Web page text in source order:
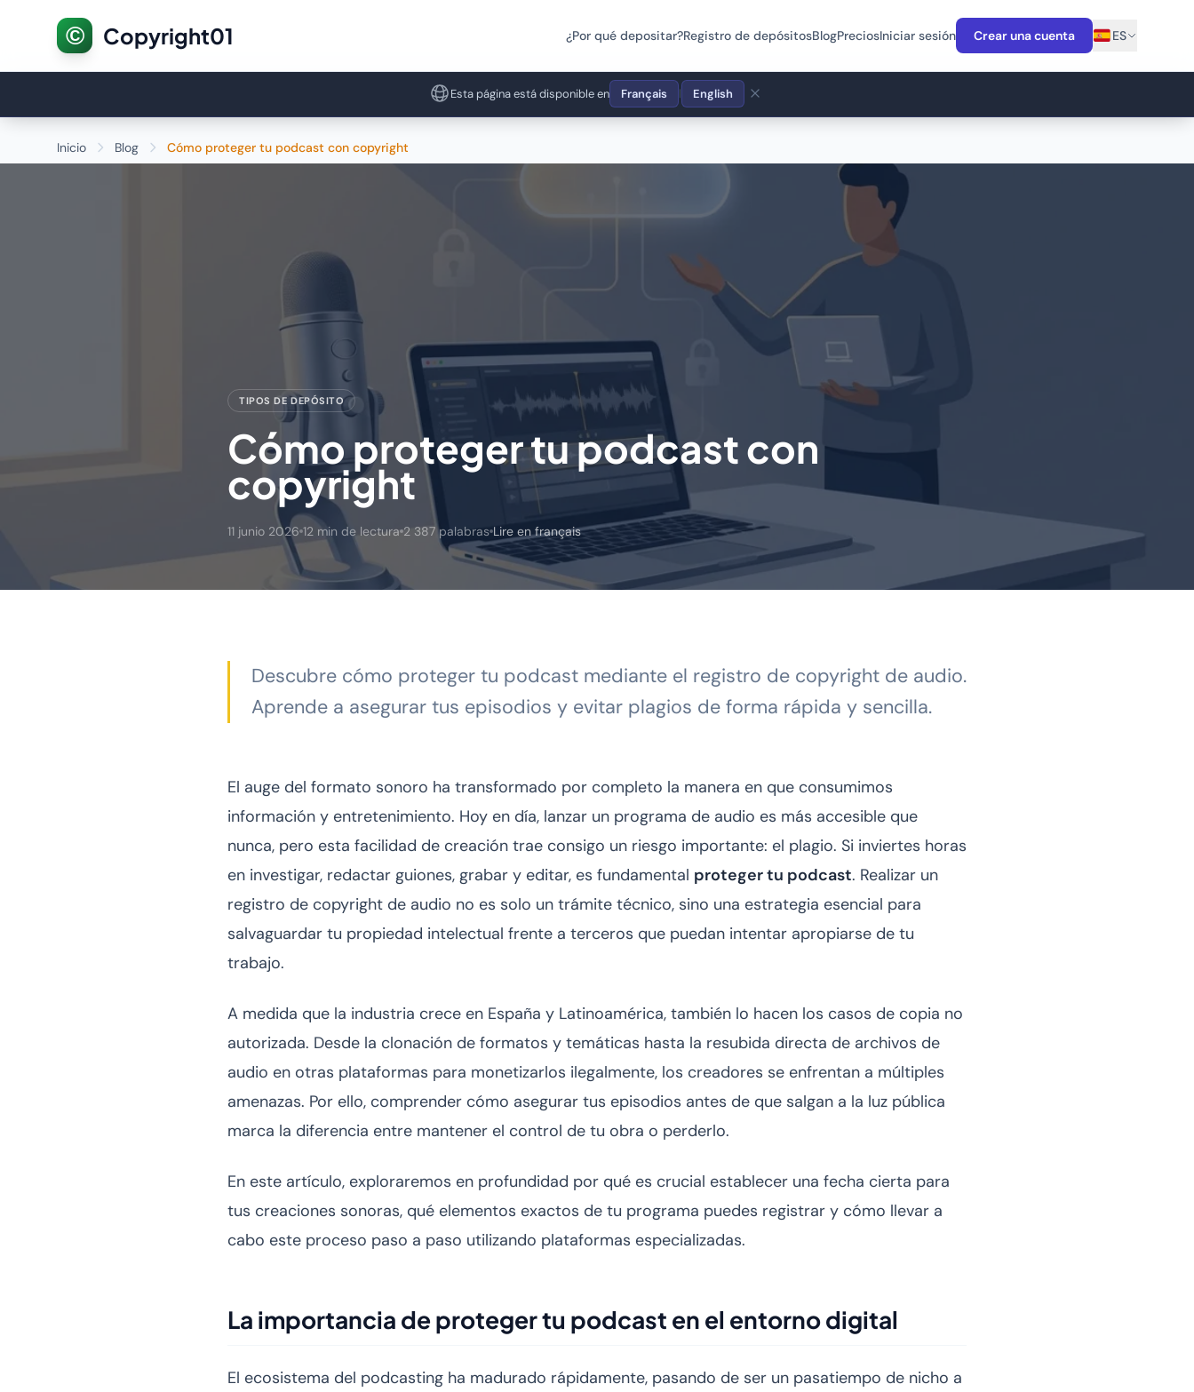
© Copyright01 ¿Por qué depositar?Registro de depósitosBlogPreciosIniciar sesión Crear una cuenta ES
Esta página está disponible en Français | English
Inicio Blog Cómo proteger tu podcast con copyright
TIPOS DE DEPÓSITO
Cómo proteger tu podcast con
copyright
11 junio 2026 12 min de lectura 2 387 palabras Lire en français
Descubre cómo proteger tu podcast mediante el registro de copyright de audio.
Aprende a asegurar tus episodios y evitar plagios de forma rápida y sencilla.
El auge del formato sonoro ha transformado por completo la manera en que consumimos
información y entretenimiento. Hoy en día, lanzar un programa de audio es más accesible que
nunca, pero esta facilidad de creación trae consigo un riesgo importante: el plagio. Si inviertes horas
en investigar, redactar guiones, grabar y editar, es fundamental proteger tu podcast. Realizar un
registro de copyright de audio no es solo un trámite técnico, sino una estrategia esencial para
salvaguardar tu propiedad intelectual frente a terceros que puedan intentar apropiarse de tu
trabajo.
A medida que la industria crece en España y Latinoamérica, también lo hacen los casos de copia no
autorizada. Desde la clonación de formatos y temáticas hasta la resubida directa de archivos de
audio en otras plataformas para monetizarlos ilegalmente, los creadores se enfrentan a múltiples
amenazas. Por ello, comprender cómo asegurar tus episodios antes de que salgan a la luz pública
marca la diferencia entre mantener el control de tu obra o perderlo.
En este artículo, exploraremos en profundidad por qué es crucial establecer una fecha cierta para
tus creaciones sonoras, qué elementos exactos de tu programa puedes registrar y cómo llevar a
cabo este proceso paso a paso utilizando plataformas especializadas.
La importancia de proteger tu podcast en el entorno digital
El ecosistema del podcasting ha madurado rápidamente, pasando de ser un pasatiempo de nicho a